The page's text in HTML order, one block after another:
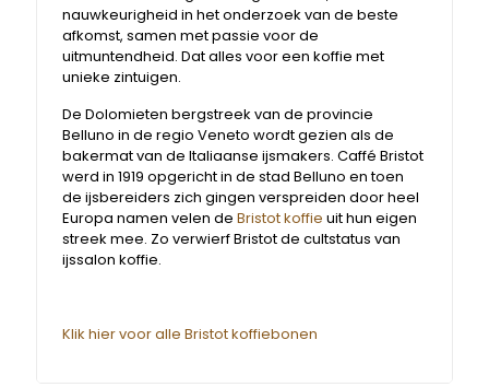
nauwkeurigheid in het onderzoek van de beste
afkomst, samen met passie voor de
uitmuntendheid. Dat alles voor een koffie met
unieke zintuigen.
De Dolomieten bergstreek van de provincie
Belluno in de regio Veneto wordt gezien als de
bakermat van de Italiaanse ijsmakers. Caffé Bristot
werd in 1919 opgericht in de stad Belluno en toen
de ijsbereiders zich gingen verspreiden door heel
Europa namen velen deBristot koffie uit hun eigen
streek mee. Zo verwierf Bristot de cultstatus van
ijssalon koffie.
Klik hier voor alle Bristot koffiebonen